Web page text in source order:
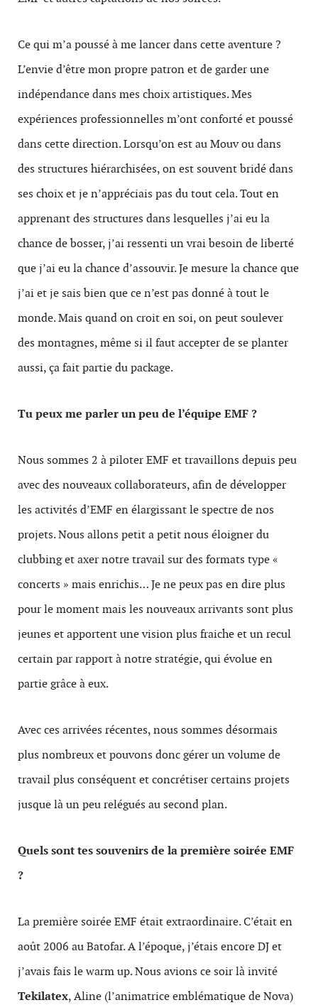
Ce qui m’a poussé à me lancer dans cette aventure ?
L’envie d’être mon propre patron et de garder une
indépendance dans mes choix artistiques. Mes
expériences professionnelles m’ont conforté et poussé
dans cette direction. Lorsqu’on est au Mouv ou dans
des structures hiérarchisées, on est souvent bridé dans
ses choix et je n’appréciais pas du tout cela. Tout en
apprenant des structures dans lesquelles j’ai eu la
chance de bosser, j’ai ressenti un vrai besoin de liberté
que j’ai eu la chance d’assouvir. Je mesure la chance que
j’ai et je sais bien que ce n’est pas donné à tout le
monde. Mais quand on croit en soi, on peut soulever
des montagnes, même si il faut accepter de se planter
aussi, ça fait partie du package.
Tu peux me parler un peu de l’équipe EMF ?
Nous sommes 2 à piloter EMF et travaillons depuis peu
avec des nouveaux collaborateurs, afin de développer
les activités d’EMF en élargissant le spectre de nos
projets. Nous allons petit a petit nous éloigner du
clubbing et axer notre travail sur des formats type «
concerts » mais enrichis… Je ne peux pas en dire plus
pour le moment mais les nouveaux arrivants sont plus
jeunes et apportent une vision plus fraiche et un recul
certain par rapport à notre stratégie, qui évolue en
partie grâce à eux.
Avec ces arrivées récentes, nous sommes désormais
plus nombreux et pouvons donc gérer un volume de
travail plus conséquent et concrétiser certains projets
jusque là un peu relégués au second plan.
Quels sont tes souvenirs de la première soirée EMF
?
La première soirée EMF était extraordinaire. C’était en
août 2006 au Batofar. A l’époque, j’étais encore DJ et
j’avais fais le warm up. Nous avions ce soir là invité
Tekilatex, Aline (l’animatrice emblématique de Nova)